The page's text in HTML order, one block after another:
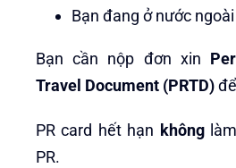
Bạn đang ở nước ngoài
Bạn cần nộp đơn xin
Travel Document (PRTD)
PR card hết hạn không
PR.